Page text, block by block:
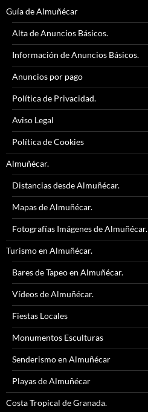
Guía de Almuñécar
Alta de Anuncios Básicos.
Información de Anuncios Básicos.
Anuncios por pago
Política de Privacidad.
Aviso Legal
Política de Cookies
Almuñécar.
Distancias desde Almuñécar.
Mapas de Almuñécar.
Fotografías Imágenes de Almuñécar.
Turismo en Almuñécar.
Bares de Tapeo en Almuñécar.
Vídeos de Almuñécar.
Fiestas Locales
Monumentos Esculturas
Senderismo en Almuñécar
Playas de Almuñécar
Costa Tropical de Granada.